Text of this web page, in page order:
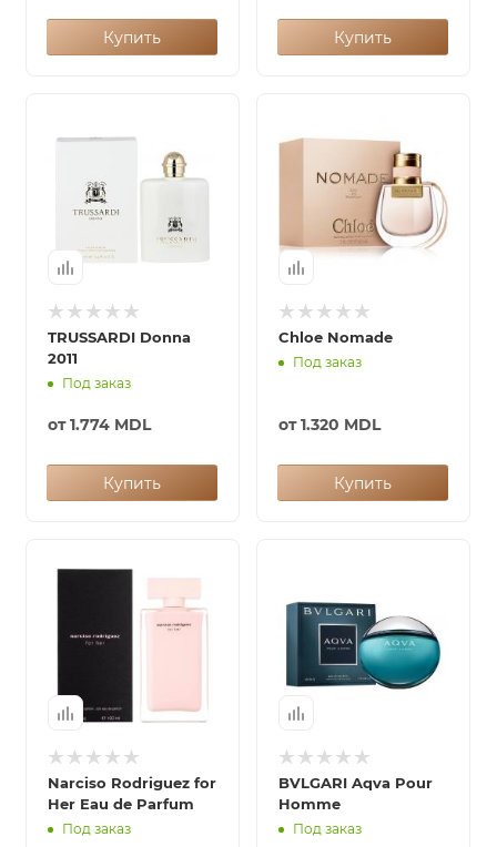
Купить Купить
TRUSSARDI Donna
2011
Под заказ
от1.774 MDL
Купить
Chloe Nomade
Под заказ
от1.320 MDL
Купить
Narciso Rodriguez for
Her Eau de Parfum
Под заказ
BVLGARI Aqva Pour
Homme
Под заказ